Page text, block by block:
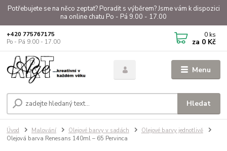
Potřebujete se na něco zeptat? Poradit s výběrem? Jsme vám k dispozici
na online chatu Po - Pá 9.00 - 17.00
Menu
Hledat
+420 775767175
Po - Pá 9.00 - 17.00
0 ks
za 0 Kč
Úvod Malování Olejové barvy v sadách
Olejové barvy jednotlivě
Olejová barva Renesans 140ml – 65 Pervinca